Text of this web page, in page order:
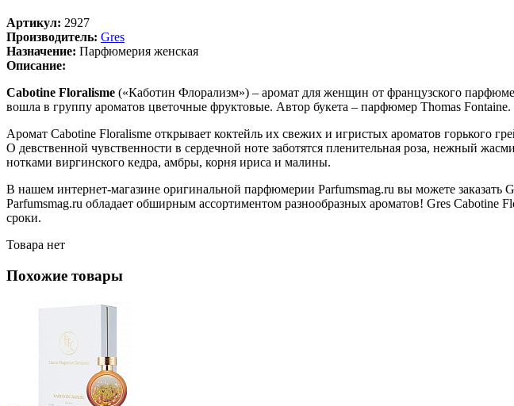
Артикул: 2927
Производитель: Gres
Назначение: Парфюмерия женская
Описание:
Cabotine Floralisme («Каботин Флорализм») – аромат для женщин от французского
вошла в группу ароматов цветочные фруктовые. Автор букета – парфюмер Thomas
Аромат Cabotine Floralisme открывает коктейль их свежих и игристых ароматов горького
О девственной чувственности в сердечной ноте заботятся пленительная роза, нежный
нотками виргинского кедра, амбры, корня ириса и малины.
В нашем интернет-магазине оригинальной парфюмерии Parfumsmag.ru вы можете
Parfumsmag.ru обладает обширным ассортиментом разнообразных ароматов! Gres Cabotine
сроки.
Товара нет
Похожие товары